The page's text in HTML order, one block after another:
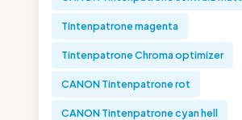
Tintenpatrone magenta
Tintenpatrone Chroma optimizer
CANON Tintenpatrone rot
CANON Tintenpatrone cyan hell